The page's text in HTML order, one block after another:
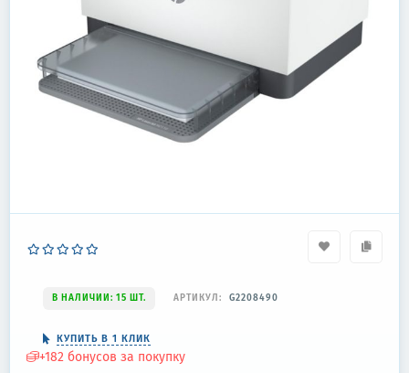
В НАЛИЧИИ: 15 ШТ. АРТИКУЛ: G2208490
КУПИТЬ В 1 КЛИК
+182 бонусов за покупку